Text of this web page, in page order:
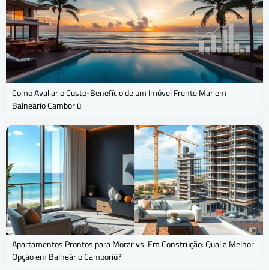
Como Avaliar o Custo-Benefício de um Imóvel Frente Mar em
Balneário Camboriú
Apartamentos Prontos para Morar vs. Em Construção: Qual a Melhor
Opção em Balneário Camboriú?